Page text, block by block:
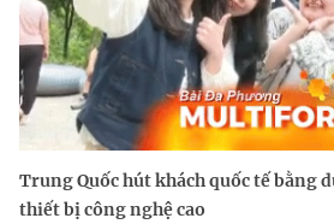
Trung Quốc hút khách quốc tế bằng
thiết bị công nghệ cao